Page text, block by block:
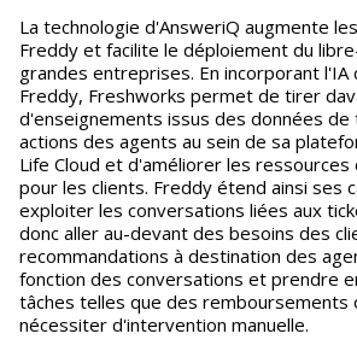
La technologie d'AnsweriQ augmente
Freddy et facilite le déploiement du
grandes entreprises. En incorporant l'IA
Freddy, Freshworks permet de tirer
d'enseignements issus des données
actions des agents au sein de sa
Life Cloud et d'améliorer les ressources
pour les clients. Freddy étend ainsi ses
exploiter les conversations liées aux
donc aller au-devant des besoins des
recommandations à destination des
fonction des conversations et prendre
tâches telles que des remboursements
nécessiter d'intervention manuelle.